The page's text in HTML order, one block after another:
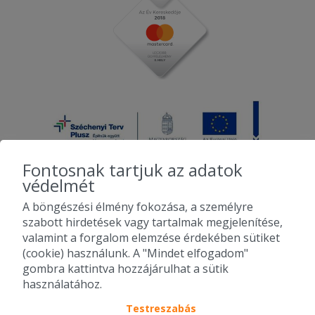
2010-2026 Copyright - Falatozz.hu - Diston-line Kft.
Pizza, gyros, hamburger, menük kedvező áron, egy helyen az összes
étterem ajánlata.
Fontosnak tartjuk az adatok
védelmét
A böngészési élmény fokozása, a személyre
szabott hirdetések vagy tartalmak megjelenítése,
valamint a forgalom elemzése érdekében sütiket
(cookie) használunk. A "Mindet elfogadom"
gombra kattintva hozzájárulhat a sütik
használatához.
Testreszabás